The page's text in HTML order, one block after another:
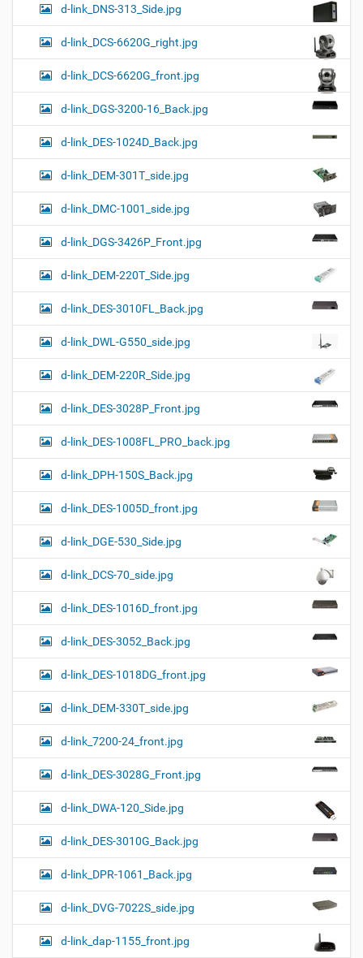
d-link_DNS-313_Side.jpg
d-link_DCS-6620G_right.jpg
d-link_DCS-6620G_front.jpg
d-link_DGS-3200-16_Back.jpg
d-link_DES-1024D_Back.jpg
d-link_DEM-301T_side.jpg
d-link_DMC-1001_side.jpg
d-link_DGS-3426P_Front.jpg
d-link_DEM-220T_Side.jpg
d-link_DES-3010FL_Back.jpg
d-link_DWL-G550_side.jpg
d-link_DEM-220R_Side.jpg
d-link_DES-3028P_Front.jpg
d-link_DES-1008FL_PRO_back.jpg
d-link_DPH-150S_Back.jpg
d-link_DES-1005D_front.jpg
d-link_DGE-530_Side.jpg
d-link_DCS-70_side.jpg
d-link_DES-1016D_front.jpg
d-link_DES-3052_Back.jpg
d-link_DES-1018DG_front.jpg
d-link_DEM-330T_side.jpg
d-link_7200-24_front.jpg
d-link_DES-3028G_Front.jpg
d-link_DWA-120_Side.jpg
d-link_DES-3010G_Back.jpg
d-link_DPR-1061_Back.jpg
d-link_DVG-7022S_side.jpg
d-link_dap-1155_front.jpg